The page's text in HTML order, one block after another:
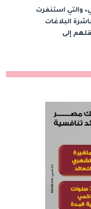
والتي استنفرت
البلاغات
إلى